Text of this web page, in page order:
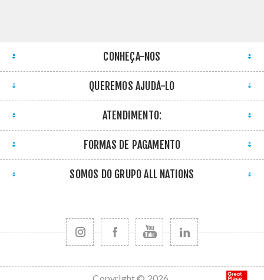
CONHEÇA-NOS
QUEREMOS AJUDÁ-LO
ATENDIMENTO:
FORMAS DE PAGAMENTO
SOMOS DO GRUPO ALL NATIONS